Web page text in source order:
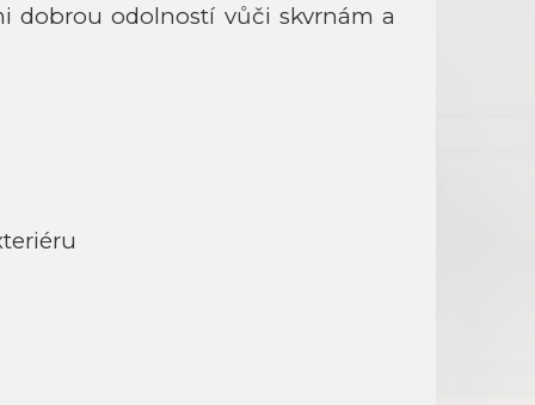
dobrou odolností vůči skvrnám a